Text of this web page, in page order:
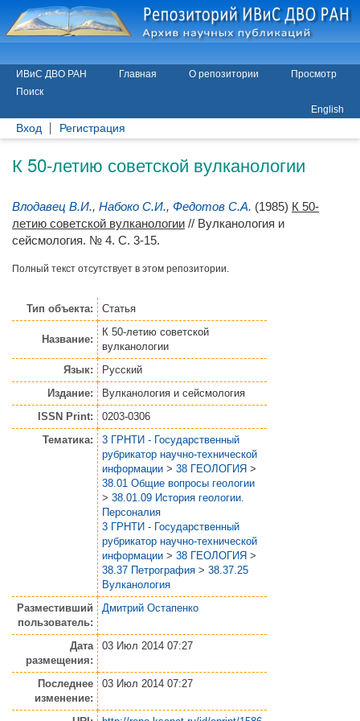
ИВиС ДВО РАН Главная О репозитории
Просмотр
Поиск
English
Вход Регистрация
К 50-летию советской вулканологии
Влодавец В.И., Набоко С.И., Федотов С.А. (1985) К 50-
летию советской вулканологии // Вулканология и
сейсмология. № 4. С. 3-15.
Полный текст отсутствует в этом репозитории.
Тип объекта: Статья
Название:
К 50-летию советской
вулканологии
Язык:
Русский
Издание:
Вулканология и сейсмология
ISSN Print:
0203-0306
Тематика:
3 ГРНТИ - Государственный
рубрикатор научно-технической
информации > 38 ГЕОЛОГИЯ >
38.01 Общие вопросы геологии
> 38.01.09 История геологии.
Персоналия
3 ГРНТИ - Государственный
рубрикатор научно-технической
информации > 38 ГЕОЛОГИЯ >
38.37 Петрография > 38.37.25
Вулканология
Разместивший
пользователь:
Дмитрий Остапенко
Дата
размещения:
03 Июл 2014 07:27
Последнее
изменение:
03 Июл 2014 07:27